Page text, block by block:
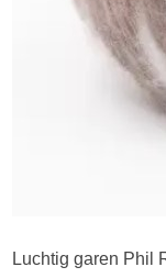
Luchtig garen Phil